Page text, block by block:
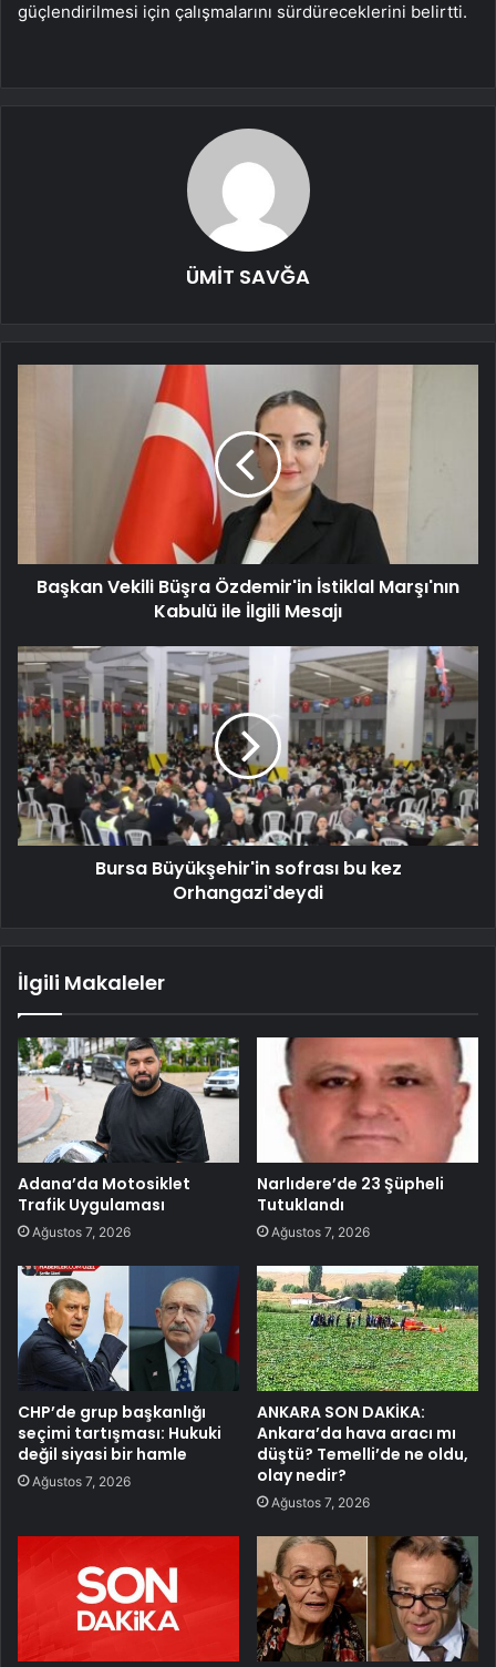
güçlendirilmesi için çalışmalarını sürdüreceklerini belirtti.
ÜMİT SAVĞA
Başkan Vekili Büşra Özdemir'in İstiklal Marşı'nın
Kabulü ile İlgili Mesajı
Bursa Büyükşehir'in sofrası bu kez
Orhangazi'deydi
İlgili Makaleler
Adana’da Motosiklet
Trafik Uygulaması
Ağustos 7, 2026
Narlıdere’de 23 Şüpheli
Tutuklandı
Ağustos 7, 2026
CHP’de grup başkanlığı
seçimi tartışması: Hukuki
değil siyasi bir hamle
Ağustos 7, 2026
ANKARA SON DAKİKA:
Ankara’da hava aracı mı
düştü? Temelli’de ne oldu,
olay nedir?
Ağustos 7, 2026